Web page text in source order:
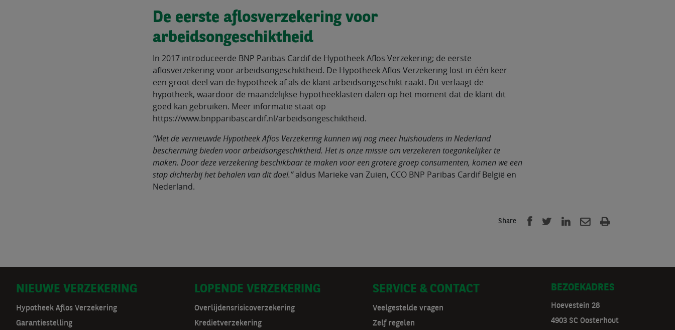
De eerste aflosverzekering voor
arbeidsongeschiktheid
In 2017 introduceerde BNP Paribas Cardif de Hypotheek Aflos Verzekering; de eerste
aflosverzekering voor arbeidsongeschiktheid. De Hypotheek Aflos Verzekering lost in één keer
een groot deel van de hypotheek af als de klant arbeidsongeschikt raakt. Dit verlaagt de
hypotheek, waardoor de maandelijkse hypotheeklasten dalen op het moment dat de klant dit
goed kan gebruiken. Meer informatie staat op
https://www.bnpparibascardif.nl/arbeidsongeschiktheid.
“Met de vernieuwde Hypotheek Aflos Verzekering kunnen wij nog meer huishoudens in Nederland
bescherming bieden voor arbeidsongeschiktheid. Het is onze missie om verzekeren toegankelijker te
maken. Door deze verzekering beschikbaar te maken voor een grotere groep consumenten, komen we een
stap dichterbij het behalen van dit doel.”aldus Marieke van Zuien, CCO BNP Paribas Cardif België en
Nederland.
Share
D
o
NIEUWE VERZEKERING
Hypotheek Aflos Verzekering
Garantiestelling
LOPENDE VERZEKERING
Overlijdensrisicoverzekering
Kredietverzekering
SERVICE & CONTACT
Veelgestelde vragen
Zelf regelen
BEZOEKADRES
Hoevestein 28
4903 SC Oosterhout